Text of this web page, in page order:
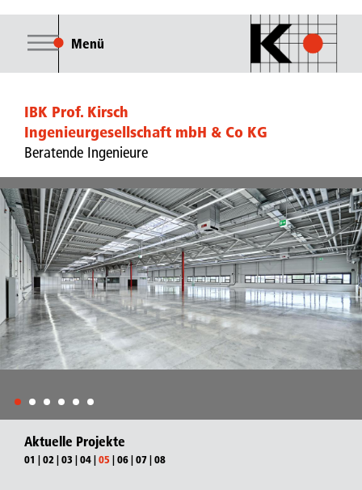
Menü
IBK Prof. Kirsch
Ingenieurgesellschaft mbH & Co KG
Beratende Ingenieure
Aktuelle Projekte
01 |02 |03 |04|05 |06|07|08